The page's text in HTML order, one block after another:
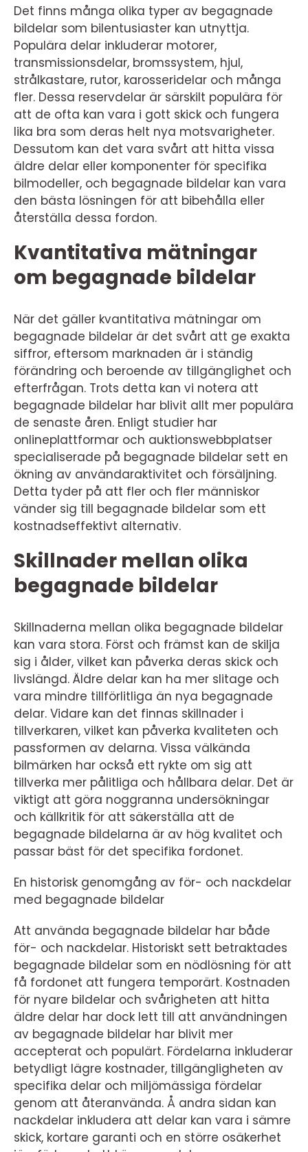
Det finns många olika typer av begagnade
bildelar som bilentusiaster kan utnyttja.
Populära delar inkluderar motorer,
transmissionsdelar, bromssystem, hjul,
strålkastare, rutor, karosseridelar och många
fler. Dessa reservdelar är särskilt populära för
att de ofta kan vara i gott skick och fungera
lika bra som deras helt nya motsvarigheter.
Dessutom kan det vara svårt att hitta vissa
äldre delar eller komponenter för specifika
bilmodeller, och begagnade bildelar kan vara
den bästa lösningen för att bibehålla eller
återställa dessa fordon.
Kvantitativa mätningar
om begagnade bildelar
När det gäller kvantitativa mätningar om
begagnade bildelar är det svårt att ge exakta
siffror, eftersom marknaden är i ständig
förändring och beroende av tillgänglighet och
efterfrågan. Trots detta kan vi notera att
begagnade bildelar har blivit allt mer populära
de senaste åren. Enligt studier har
onlineplattformar och auktionswebbplatser
specialiserade på begagnade bildelar sett en
ökning av användaraktivitet och försäljning.
Detta tyder på att fler och fler människor
vänder sig till begagnade bildelar som ett
kostnadseffektivt alternativ.
Skillnader mellan olika
begagnade bildelar
Skillnaderna mellan olika begagnade bildelar
kan vara stora. Först och främst kan de skilja
sig i ålder, vilket kan påverka deras skick och
livslängd. Äldre delar kan ha mer slitage och
vara mindre tillförlitliga än nya begagnade
delar. Vidare kan det finnas skillnader i
tillverkaren, vilket kan påverka kvaliteten och
passformen av delarna. Vissa välkända
bilmärken har också ett rykte om sig att
tillverka mer pålitliga och hållbara delar. Det är
viktigt att göra noggranna undersökningar
och källkritik för att säkerställa att de
begagnade bildelarna är av hög kvalitet och
passar bäst för det specifika fordonet.
En historisk genomgång av för- och nackdelar
med begagnade bildelar
Att använda begagnade bildelar har både
för- och nackdelar. Historiskt sett betraktades
begagnade bildelar som en nödlösning för att
få fordonet att fungera temporärt. Kostnaden
för nyare bildelar och svårigheten att hitta
äldre delar har dock lett till att användningen
av begagnade bildelar har blivit mer
accepterat och populärt. Fördelarna inkluderar
betydligt lägre kostnader, tillgängligheten av
specifika delar och miljömässiga fördelar
genom att återanvända. Å andra sidan kan
nackdelar inkludera att delar kan vara i sämre
skick, kortare garanti och en större osäkerhet